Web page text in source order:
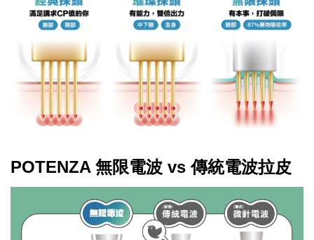
POTENZA 無限電波 vs 傳統電波拉皮